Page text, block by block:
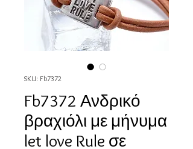
SKU: Fb7372
Fb7372 Ανδρικό
βραχιόλι με μήνυμα
let love Rule σε